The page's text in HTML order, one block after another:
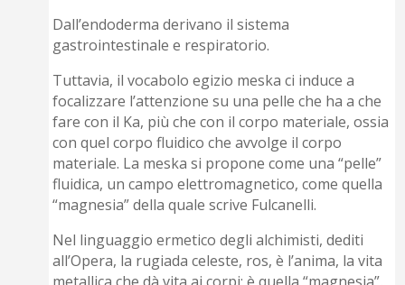
Dall’endoderma derivano il sistema
gastrointestinale e respiratorio.
Tuttavia, il vocabolo egizio meska ci induce a
focalizzare l’attenzione su una pelle che ha a che
fare con il Ka, più che con il corpo materiale, ossia
con quel corpo fluidico che avvolge il corpo
materiale. La meska si propone come una “pelle”
fluidica, un campo elettromagnetico, come quella
“magnesia” della quale scrive Fulcanelli.
Nel linguaggio ermetico degli alchimisti, dediti
all’Opera, la rugiada celeste, ros, è l’anima, la vita